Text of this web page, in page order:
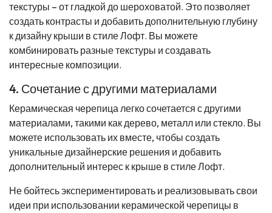
текстуры – от гладкой до шероховатой. Это позволяет
создать контрасты и добавить дополнительную глубину
к дизайну крыши в стиле Лофт. Вы можете
комбинировать разные текстуры и создавать
интересные композиции.
4. Сочетание с другими материалами
Керамическая черепица легко сочетается с другими
материалами, такими как дерево, металл или стекло. Вы
можете использовать их вместе, чтобы создать
уникальные дизайнерские решения и добавить
дополнительный интерес к крыше в стиле Лофт.
Не бойтесь экспериментировать и реализовывать свои
идеи при использовании керамической черепицы в